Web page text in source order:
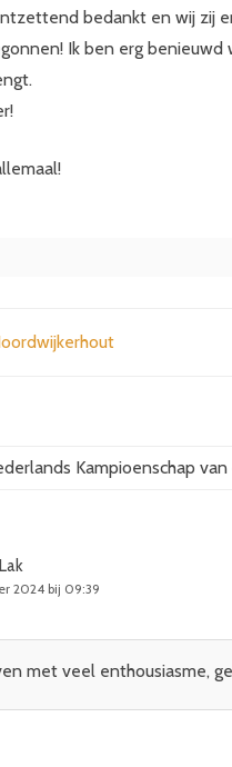
bedankt en wij zij
Ik ben erg
Kampioenschap
2024 bij 09:39
met veel enthousiasme,